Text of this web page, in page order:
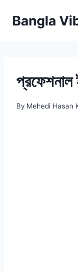
Bangla
প্রফেশনাল
By Mehedi Hasan